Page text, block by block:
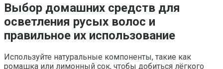
Выбор домашних средств для
осветления русых волос и
правильное их использование
Используйте натуральные компоненты, такие как
ромашка или лимонный сок, чтобы добиться лёгкого